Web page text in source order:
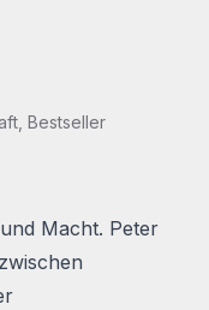
Bestseller
Macht. Peter